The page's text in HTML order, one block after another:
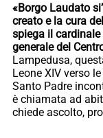
«Borgo Laudato
creato e la cura
spiega il
generale del
Lampedusa,
Leone XIV verso
Santo Padre
è chiamata ad
chiede ascolto,